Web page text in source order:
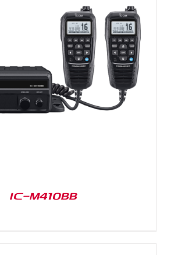
IC-M410BB